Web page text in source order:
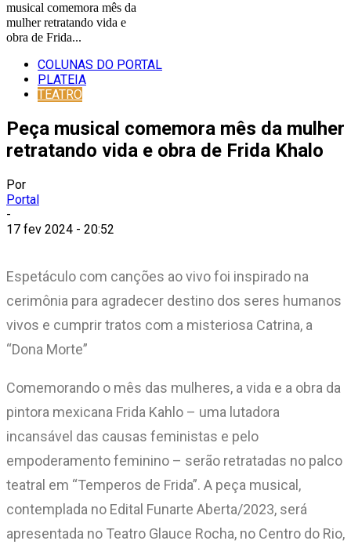
musical comemora mês da
mulher retratando vida e
obra de Frida...
COLUNAS DO PORTAL
PLATEIA
TEATRO
Peça musical comemora mês da mulher
retratando vida e obra de Frida Khalo
Por
Portal
-
17 fev 2024 - 20:52
Espetáculo com canções ao vivo foi inspirado na
cerimônia para agradecer destino dos seres humanos
vivos e cumprir tratos com a misteriosa Catrina, a
“Dona Morte”
Comemorando o mês das mulheres, a vida e a obra da
pintora mexicana Frida Kahlo – uma lutadora
incansável das causas feministas e pelo
empoderamento feminino – serão retratadas no palco
teatral em “Temperos de Frida”. A peça musical,
contemplada no Edital Funarte Aberta/2023, será
apresentada no Teatro Glauce Rocha, no Centro do Rio,